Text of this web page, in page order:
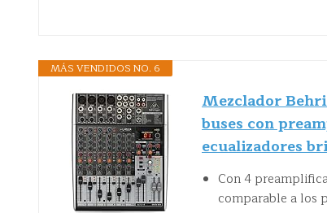
MÁS VENDIDOS NO. 6
Mezclador
buses con
ecualizadores
Con 4
comparable a los